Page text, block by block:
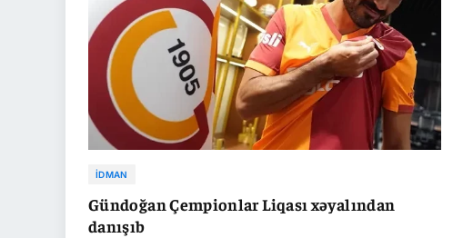
İDMAN
Gündoğan Çempionlar Liqası xəyalından
danışıb